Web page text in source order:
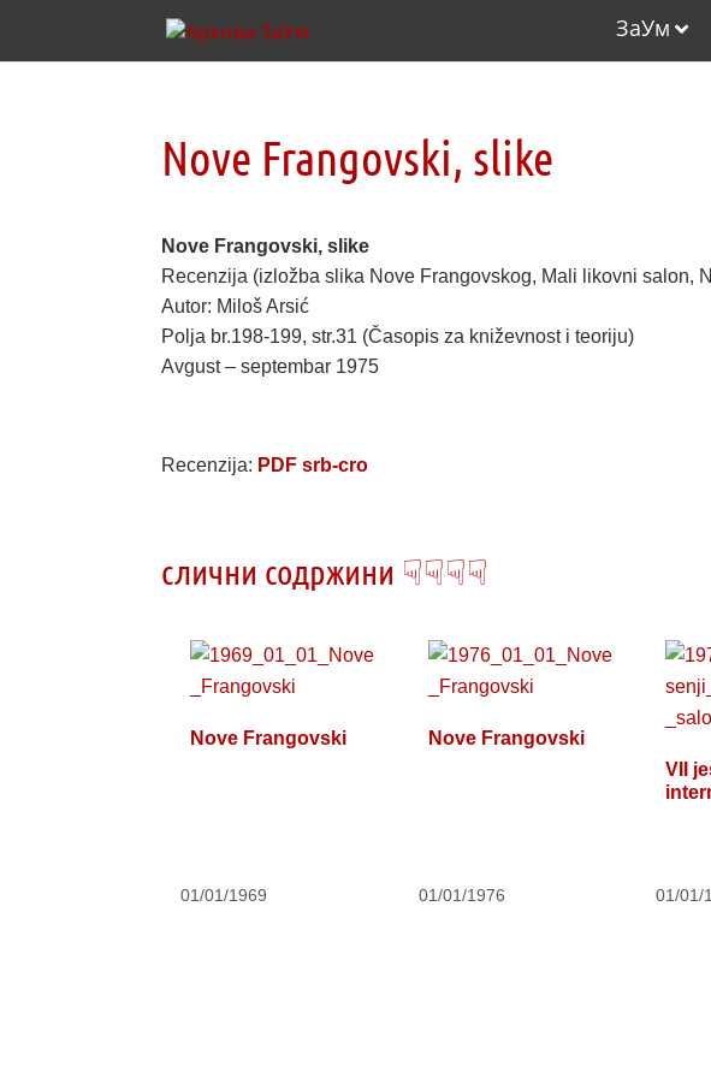
ЗаУм
Nove Frangovski, slike
Nove Frangovski, slike
Recenzija (izložba slika Nove Frangovskog, Mali likovni salon,
Autor: Miloš Arsić
Polja br.198-199, str.31 (Časopis za kniževnost i teoriju)
Avgust – septembar 1975
Recenzija: PDF srb-cro
слични содржини ☟☟☟☟
Nove Frangovski
01/01/1969
Nove Frangovski
01/01/1976
VII
01/01/